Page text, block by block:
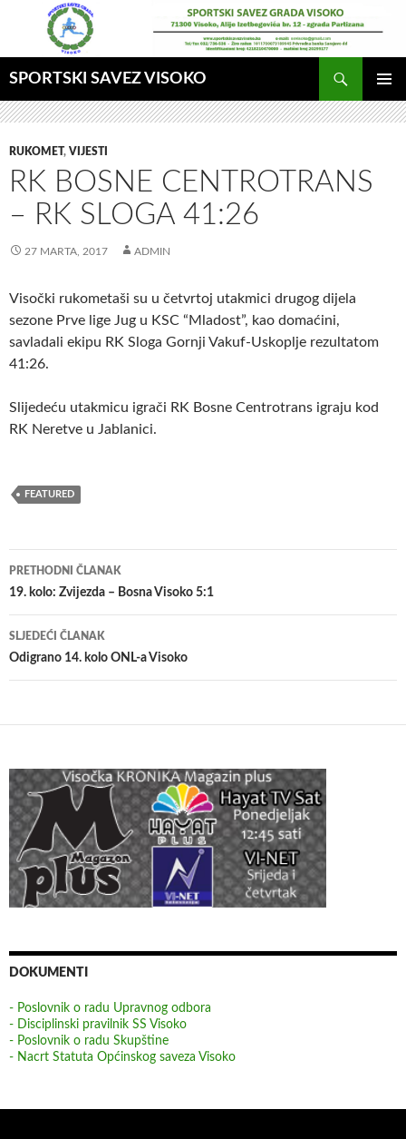
SPORTSKI SAVEZ VISOKO
GLAVNI
MENI
RUKOMET, VIJESTI
RK BOSNE CENTROTRANS
– RK SLOGA 41:26
27 MARTA, 2017 ADMIN
Visočki rukometaši su u četvrtoj utakmici drugog dijela
sezone Prve lige Jug u KSC “Mladost”, kao domaćini,
savladali ekipu RK Sloga Gornji Vakuf-Uskoplje rezultatom
41:26.
Slijedeću utakmicu igrači RK Bosne Centrotrans igraju kod
RK Neretve u Jablanici.
FEATURED
Navigacija
članaka
PRETHODNI ČLANAK
19. kolo: Zvijezda – Bosna Visoko 5:1
SLJEDEĆI ČLANAK
Odigrano 14. kolo ONL-a Visoko
DOKUMENTI
- Poslovnik o radu Upravnog odbora
- Disciplinski pravilnik SS Visoko
- Poslovnik o radu Skupštine
- Nacrt Statuta Općinskog saveza Visoko